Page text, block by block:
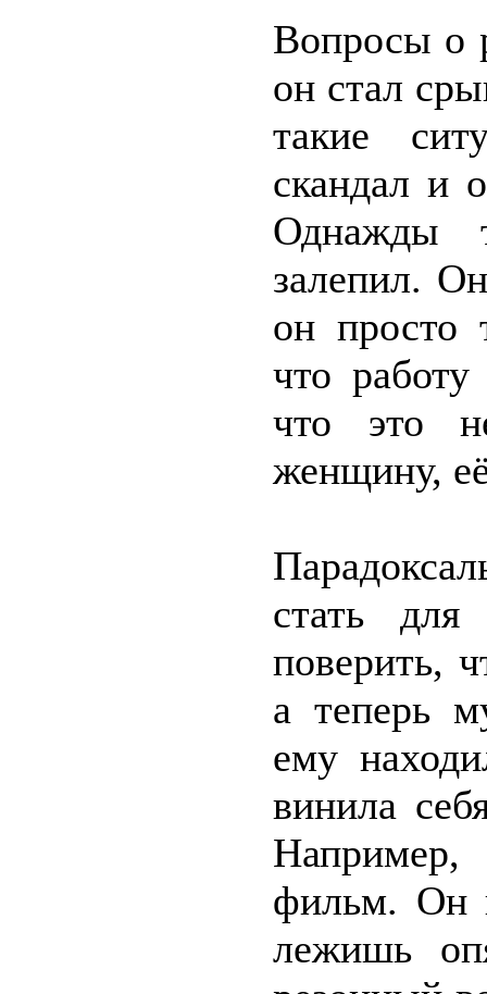
Вопросы о
он стал
такие
скандал и
Однажды
залепил.
он просто
что
что это
женщину,
стать
поверить,
а теперь
ему
винила
Например,
фильм. Он
лежишь